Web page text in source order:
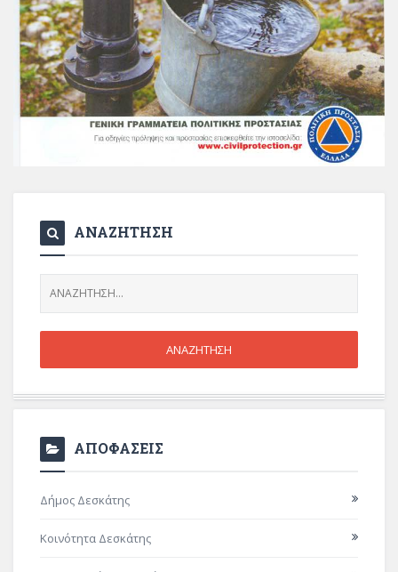
ΑΝΑΖΗΤΗΣΗ
ΑΠΟΦΑΣΕΙΣ
Δήμος Δεσκάτης
Κοινότητα Δεσκάτης